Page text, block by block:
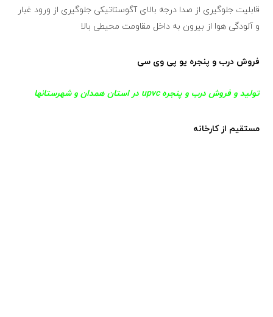
قابلیت جلوگیری از صدا درجه بالای آگوستاتیکی جلوگیری از ورود غبار
و آلودگی هوا از بیرون به داخل مقاومت محیطی بالا
فروش درب و پنجره یو پی وی سی
تولید و فروش درب و پنجره upvc در استان همدان و شهرستانها
مستقیم از کارخانه